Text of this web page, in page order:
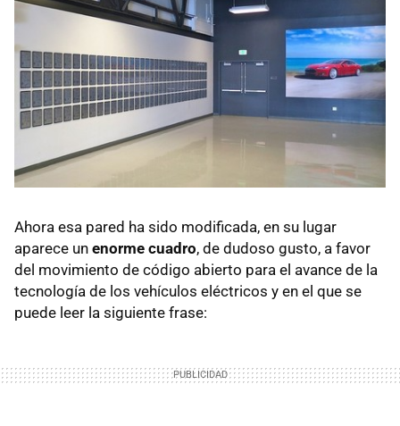
Ahora esa pared ha sido modificada, en su lugar
aparece un enorme cuadro, de dudoso gusto, a favor
del movimiento de código abierto para el avance de la
tecnología de los vehículos eléctricos y en el que se
puede leer la siguiente frase: